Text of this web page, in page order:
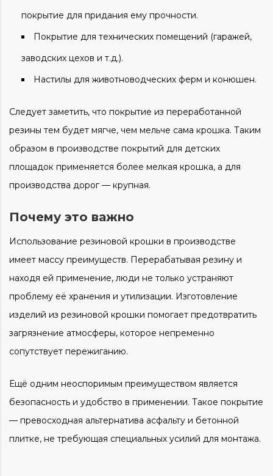
покрытие для придания ему прочности.
Покрытие для технических помещений (гаражей,
заводских цехов и т.д.).
Настилы для животноводческих ферм и конюшен.
Следует заметить, что покрытие из переработанной
резины тем будет мягче, чем мельче сама крошка. Таким
образом в производстве покрытий для детских
площадок применяется более мелкая крошка, а для
производства дорог — крупная.
Почему это важно
Использование резиновой крошки в производстве
имеет массу преимуществ. Перерабатывая резину и
находя ей применение, люди не только устраняют
проблему её хранения и утилизации. Изготовление
изделий из резиновой крошки помогает предотвратить
загрязнение атмосферы, которое непременно
сопутствует пережиганию.
Ещё одним неоспоримым преимуществом является
безопасность и удобство в применении. Такое покрытие
— превосходная альтернатива асфальту и бетонной
плитке, не требующая специальных усилий для монтажа.